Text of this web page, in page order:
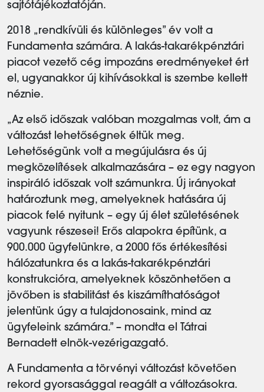
sajtótájékoztatóján.
2018 „rendkívüli és különleges” év volt a
Fundamenta számára. A lakás-takarékpénztári
piacot vezető cég impozáns eredményeket ért
el, ugyanakkor új kihívásokkal is szembe kellett
néznie.
„Az első időszak valóban mozgalmas volt, ám a
változást lehetőségnek éltük meg.
Lehetőségünk volt a megújulásra és új
megközelítések alkalmazására – ez egy nagyon
inspiráló időszak volt számunkra. Új irányokat
határoztunk meg, amelyeknek hatására új
piacok felé nyitunk – egy új élet születésének
vagyunk részesei! Erős alapokra építünk, a
900.000 ügyfelünkre, a 2000 fős értékesítési
hálózatunkra és a lakás-takarékpénztári
konstrukcióra, amelyeknek köszönhetően a
jövőben is stabilitást és kiszámíthatóságot
jelentünk úgy a tulajdonosaink, mind az
ügyfeleink számára.” – mondta el Tátrai
Bernadett elnök-vezérigazgató.
A Fundamenta a törvényi változást követően
rekord gyorsasággal reagált a változásokra.